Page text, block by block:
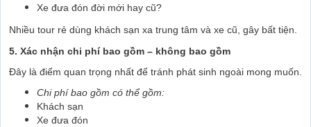
Xe đưa đón đời mới hay cũ?
Nhiều tour rẻ dùng khách sạn xa trung tâm và xe cũ, gây bất tiện.
5. Xác nhận chi phí bao gồm – không bao gồm
Đây là điểm quan trọng nhất để tránh phát sinh ngoài mong muốn.
Chi phí bao gồm có thể gồm:
Khách sạn
Xe đưa đón